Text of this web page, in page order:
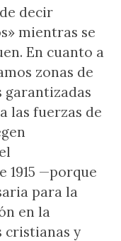
decir
mientras se
En cuanto a
zonas de
garantizadas
las fuerzas de
1915 —porque
para la
en la
cristianas y